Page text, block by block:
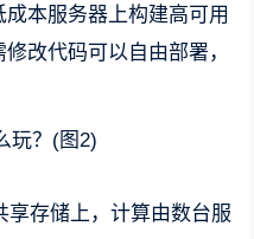
本服务器上构建高可用
改代码可以自由部署，
享存储上，计算由数台服